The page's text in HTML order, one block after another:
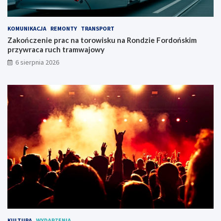
s
z
c
z
y
!
d
o
ń
s
k
i
m
y
c
a
r
u
c
h
KOMUNIKACJA REMONTY TRANSPORT
Zakończenie prac na torowisku na Rondzie Fordońskim
przywraca ruch tramwajowy
6 sierpnia 2026